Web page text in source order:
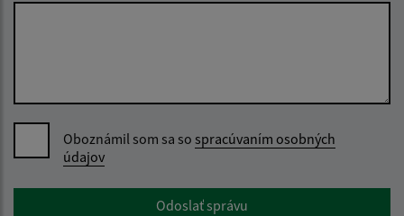
Oboznámil som sa so spracúvaním osobných
údajov
Google reCaptcha ResponseOdoslať správu